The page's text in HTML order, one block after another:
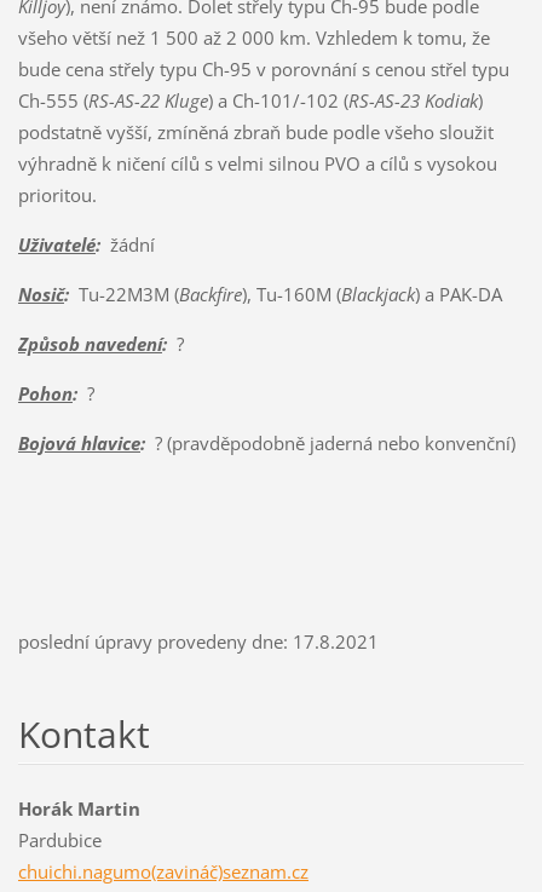
Killjoy), není známo. Dolet střely typu Ch-95 bude podle
všeho větší než 1 500 až 2 000 km. Vzhledem k tomu, že
bude cena střely typu Ch-95 v porovnání s cenou střel typu
Ch-555 (RS-AS-22 Kluge) a Ch-101/-102 (RS-AS-23 Kodiak)
podstatně vyšší, zmíněná zbraň bude podle všeho sloužit
výhradně k ničení cílů s velmi silnou PVO a cílů s vysokou
prioritou.
Uživatelé:žádní
Nosič:Tu-22M3M (Backfire), Tu-160M (Blackjack) a PAK-DA
Způsob navedení:?
Pohon:?
Bojová hlavice:? (pravděpodobně jaderná nebo konvenční)
poslední úpravy provedeny dne: 17.8.2021
Kontakt
Horák Martin
Pardubice
chuichi.nagumo(zavináč)seznam.cz